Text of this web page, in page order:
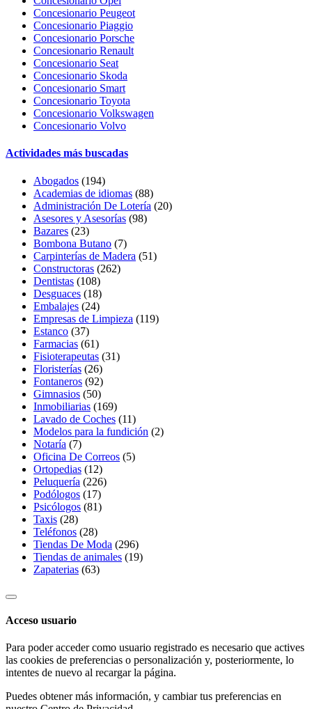
Concesionario Peugeot
Concesionario Piaggio
Concesionario Porsche
Concesionario Renault
Concesionario Seat
Concesionario Skoda
Concesionario Smart
Concesionario Toyota
Concesionario Volkswagen
Concesionario Volvo
Actividades más buscadas
Abogados (194)
Academias de idiomas (88)
Administración De Lotería (20)
Asesores y Asesorías (98)
Bazares (23)
Bombona Butano (7)
Carpinterías de Madera (51)
Constructoras (262)
Dentistas (108)
Desguaces (18)
Embalajes (24)
Empresas de Limpieza (119)
Estanco (37)
Farmacias (61)
Fisioterapeutas (31)
Floristerías (26)
Fontaneros (92)
Gimnasios (50)
Inmobiliarias (169)
Lavado de Coches (11)
Modelos para la fundición (2)
Notaría (7)
Oficina De Correos (5)
Ortopedias (12)
Peluquería (226)
Podólogos (17)
Psicólogos (81)
Taxis (28)
Teléfonos (28)
Tiendas De Moda (296)
Tiendas de animales (19)
Zapaterias (63)
Acceso usuario
Para poder acceder como usuario registrado es necesario que actives
las cookies de preferencias o personalización y, posteriormente, lo
intentes de nuevo al recargar la página.
Puedes obtener más información, y cambiar tus preferencias en